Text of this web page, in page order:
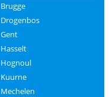
Brugge
Drogenbos
Gent
Hasselt
Hognoul
Kuurne
Mechelen